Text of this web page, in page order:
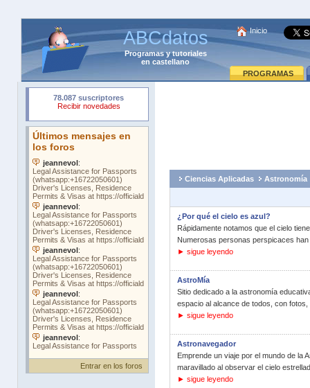
ABCdatos
Programasytutoriales
en castellano
Inicio
PROGRAMAS
Entrar en los foros
Ciencias Aplicadas Astronomía
¿Por qué el cielo es azul?
Rápidamente notamos que el cielo
Numerosas personas perspicaces
► sigue leyendo
AstroMía
Sitio dedicado a la astronomía
espacio al alcance de todos, con
► sigue leyendo
Astronavegador
Emprende un viaje por el mundo de la
maravillado al observar el cielo
► sigue leyendo